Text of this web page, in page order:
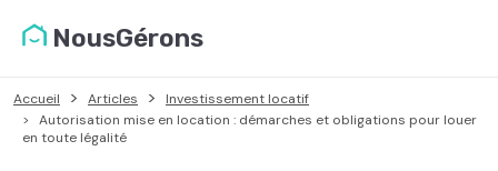
NousGérons
Accueil Articles
Investissement locatif
Autorisation mise en location : démarches et obligations pour louer
en toute légalité